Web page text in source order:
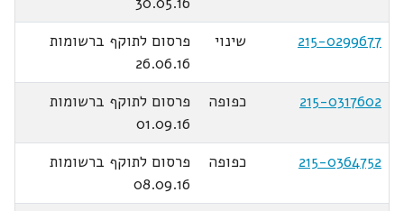
215-0299677
שינוי
פרסום לתוקף ברשומות
26.06.16
215-0317602
כפופה
פרסום לתוקף ברשומות
01.09.16
215-0364752
כפופה
פרסום לתוקף ברשומות
08.09.16